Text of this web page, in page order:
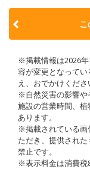
こ
※掲載情報は2026
容が変更となって
え、おでかけくださ
※自然災害の影響や
施設の営業時間、
あります。
※掲載されている画
ただき、提供され
禁止です。
※表示料金は消費税